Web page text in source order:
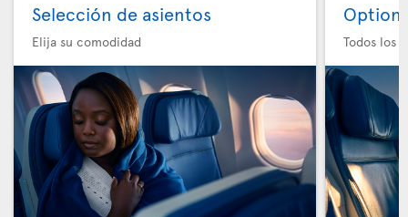
Selección de asientos
Elija su comodidad
Option
Todos los